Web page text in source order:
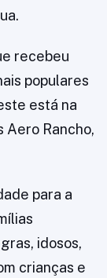
recebeu
populares
está na
Aero Rancho,
para a
idosos,
crianças e